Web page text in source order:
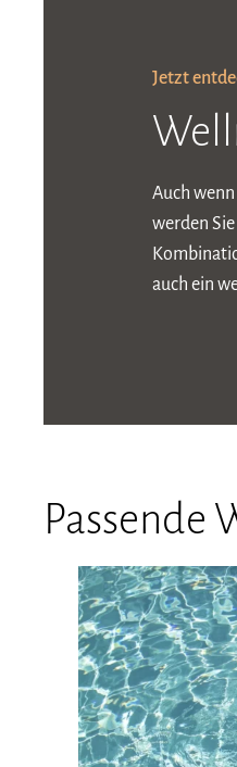
Jetzt
Auch
werden
auch ein
Passende